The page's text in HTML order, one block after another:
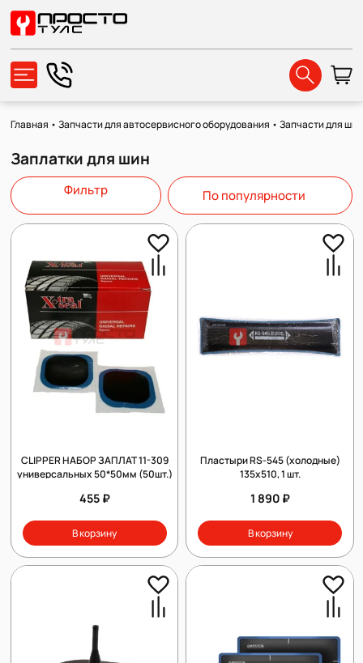
Главная •Запчасти для автосервисного оборудования •Запчасти для
Заплатки для шин
Фильтр По популярности
CLIPPER НАБОР ЗАПЛАТ 11-309
универсальных 50*50мм (50шт.)
455 ₽
В корзину
Пластыри RS-545 (холодные)
135х510, 1 шт.
1 890 ₽
В корзину